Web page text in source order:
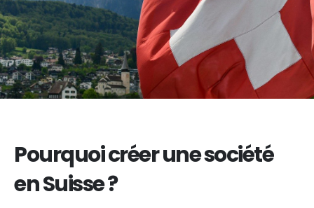
Pourquoi créer une société
en Suisse ?